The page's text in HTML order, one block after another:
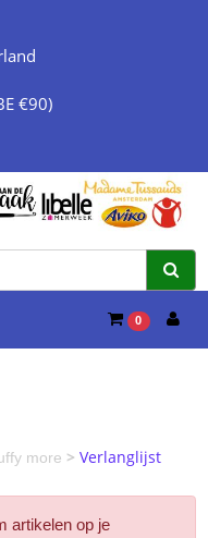
€90)
0
more > Verlanglijst
artikelen op je